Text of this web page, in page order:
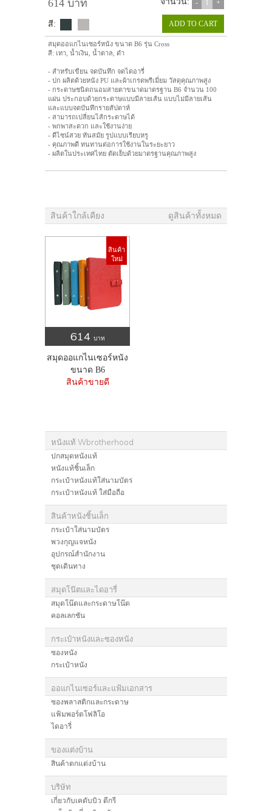
614 บาท จำนวน: - 1 +
สี: ADD TO CART
สมุดออแกไนเซอร์หนัง ขนาด B6 รุ่น Cross
สี: เทา, น้ำเงิน, น้ำตาล, ดำ
- สำหรับเขียน จดบันทึก จดไดอารี่
- ปก ผลิตด้วยหนัง PU และผ้าเกรดพรีเมี่ยม วัสดุคุณภาพสูง
- กระดาษชนิดถนอมสายตาขนาดมาตรฐาน B6 จำนวน 100
แผ่น ประกอบด้วยกระดาษแบบมีลายเส้น แบบไม่มีลายเส้น
และแบบจดบันทึกรายสัปดาห์
- สามารถเปลี่ยนไส้กระดาษได้
- พกพาสะดวก และใช้งานง่าย
- ดีไซน์สวย ทันสมัย รูปแบบเรียบหรู
- คุณภาพดี ทนทานต่อการใช้งานในระยะยาว
- ผลิตในประเทศไทย ตัดเย็บด้วยมาตรฐานคุณภาพสูง
สินค้าใกล้เคียง ดูสินค้าทั้งหมด
614 บาท
สมุดออแกไนเซอร์หนัง
ขนาด B6
สินค้าขายดี
สินค้า
ใหม่
หนังแท้ Wbrotherhood
ปกสมุดหนังแท้
หนังแท้ชิ้นเล็ก
กระเป๋าหนังแท้ใส่นามบัตร
กระเป๋าหนังแท้ ใส่มือถือ
สินค้าหนังชิ้นเล็ก
กระเป๋าใส่นามบัตร
พวงกุญแจหนัง
อุปกรณ์สำนักงาน
ชุดเดินทาง
สมุดโน๊ตและไดอารี่
สมุดโน๊ตและกระดาษโน๊ต
คอลเลกชัน
กระเป๋าหนังและซองหนัง
ซองหนัง
กระเป๋าหนัง
ออแกไนเซอร์และแฟ้มเอกสาร
ซองพลาสติกและกระดาษ
แฟ้มพอร์ตโฟลิโอ
ไดอารี่
ของแต่งบ้าน
สินค้าตกแต่งบ้าน
บริษัท
เกี่ยวกับเคดับบิว ดีกรี